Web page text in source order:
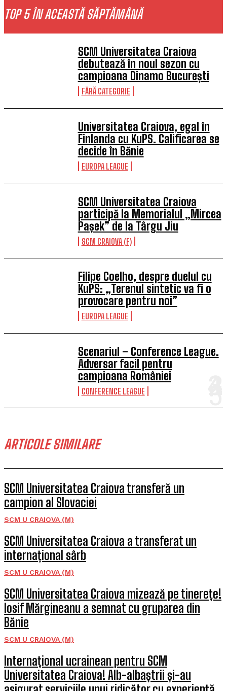
TOP 5 ÎN ACEASTĂ SĂPTĂMÂNĂ
SCM Universitatea Craiova
debutează în noul sezon cu
campioana Dinamo București
FĂRĂ CATEGORIE
Universitatea Craiova, egal în
Finlanda cu KuPS. Calificarea se
decide în Bănie
EUROPA LEAGUE
SCM Universitatea Craiova
participă la Memorialul „Mircea
Pașek” de la Târgu Jiu
SCM CRAIOVA (F)
Filipe Coelho, despre duelul cu
KuPS: „Terenul sintetic va fi o
provocare pentru noi”
EUROPA LEAGUE
Scenariul – Conference League.
Adversar facil pentru
campioana României
CONFERENCE LEAGUE
ARTICOLE SIMILARE
SCM Universitatea Craiova transferă un
campion al Slovaciei
SCM U CRAIOVA (M)
SCM Universitatea Craiova a transferat un
internațional sârb
SCM U CRAIOVA (M)
SCM Universitatea Craiova mizează pe tinerețe!
Iosif Mărgineanu a semnat cu gruparea din
Bănie
SCM U CRAIOVA (M)
Internațional ucrainean pentru SCM
Universitatea Craiova! Alb-albaștrii și-au